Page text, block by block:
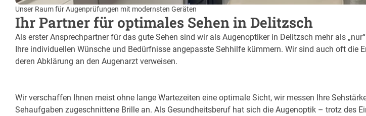
Unser Raum für Augenprüfungen mit modernsten Geräten
Ihr Partner für optimales Sehen in Delitzsch
Als erster Ansprechpartner für das gute Sehen sind wir als Augenoptiker in Delitzsch mehr als
Ihre individuellen Wünsche und Bedürfnisse angepasste Sehhilfe kümmern. Wir sind auch oft die
deren Abklärung an den Augenarzt verweisen.
Wir verschaffen Ihnen meist ohne lange Wartezeiten eine optimale Sicht, wir messen Ihre
Sehaufgaben zugeschnittene Brille an. Als Gesundheitsberuf hat sich die Augenoptik – trotz des